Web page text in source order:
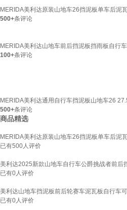
MERIDA美利达原装山地车26挡泥板单车后泥
500+条评论
MERIDA美利达山地车前后挡泥板挡雨板自行
100+条评论
MERIDA美利达通用自行车挡泥板山地车26
500+条评论
商品精选
MERIDA美利达原装山地车26挡泥板单车后泥
已有500人评价
美利达2025新款山地车自行车公爵挑战者前后
已有0人评价
美利达山地车挡泥板前后轮赛车泥瓦板自行车
已有0人评价